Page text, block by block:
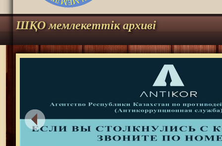
ШҚО мемлекеттік архиві